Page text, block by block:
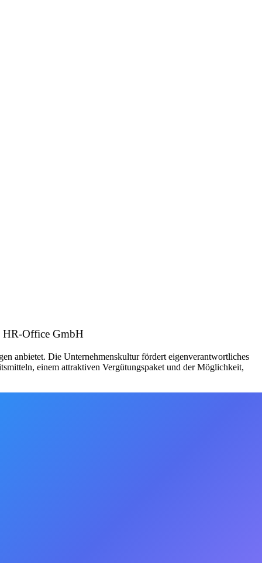
HR-Office GmbH
anbietet. Die Unternehmenskultur fördert eigenverantwortliches
einem attraktiven Vergütungspaket und der Möglichkeit,